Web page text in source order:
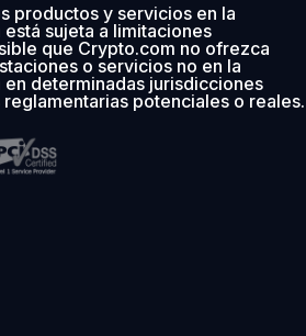
productos y servicios en la
sujeta a limitaciones
que Crypto.com no ofrezca
o servicios no en la
determinadas jurisdicciones
potenciales o reales.